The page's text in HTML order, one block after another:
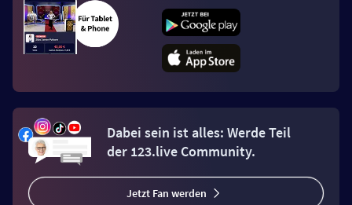
Dabei sein ist alles: Werde Teil
der 123.live Community.
Jetzt Fan werden